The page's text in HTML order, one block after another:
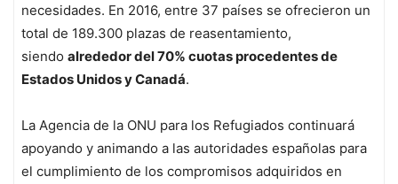
necesidades. En 2016, entre 37 países se ofrecieron un
total de 189.300 plazas de reasentamiento,
siendo alrededor del 70% cuotas procedentes de
Estados Unidos y Canadá.
La Agencia de la ONU para los Refugiados continuará
apoyando y animando a las autoridades españolas para
el cumplimiento de los compromisos adquiridos en